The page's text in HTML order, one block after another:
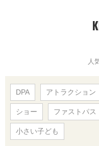
人
DPA アトラクション
ショー ファストパス
小さい子ども